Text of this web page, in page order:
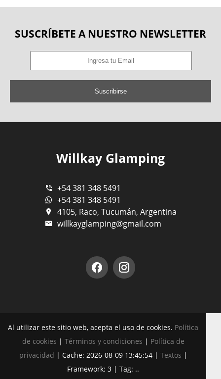
SUSCRÍBETE A NUESTRO NEWSLETTER
Suscribirse
+54 381 348 5491
+54 381 348 5491
4105, Raco, Tucumán, Argentina
willkayglamping@gmail.com
Willkay Glamping
Al utilizar este sitio web, acepta el uso de cookies. Política
de cookies | Términos y condiciones | Política de
privacidad | Cache: 2026-08-09 13:45:54 | Textos |
Framework: 3 | Tag: ..